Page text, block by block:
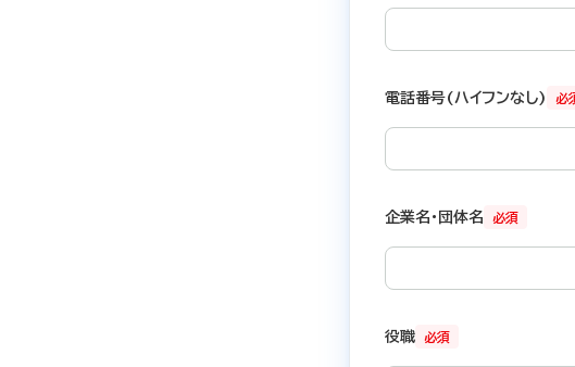
必
電話番号(ハイフンなし)
必須
企業名・団体名
必須
役職